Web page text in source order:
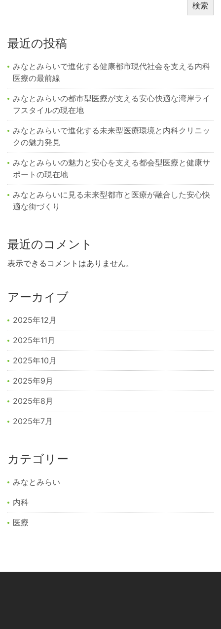
検索
最近の投稿
みなとみらいで進化する健康都市現代社会を支える内科
医療の最前線
みなとみらいの都市型医療が支える安心快適な湾岸ライ
フスタイルの現在地
みなとみらいで進化する未来型医療環境と内科クリニッ
クの魅力発見
みなとみらいの魅力と安心を支える都会型医療と健康サ
ポートの現在地
みなとみらいに見る未来型都市と医療が融合した安心快
適な街づくり
最近のコメント
表示できるコメントはありません。
アーカイブ
2025年12月
2025年11月
2025年10月
2025年9月
2025年8月
2025年7月
カテゴリー
みなとみらい
内科
医療